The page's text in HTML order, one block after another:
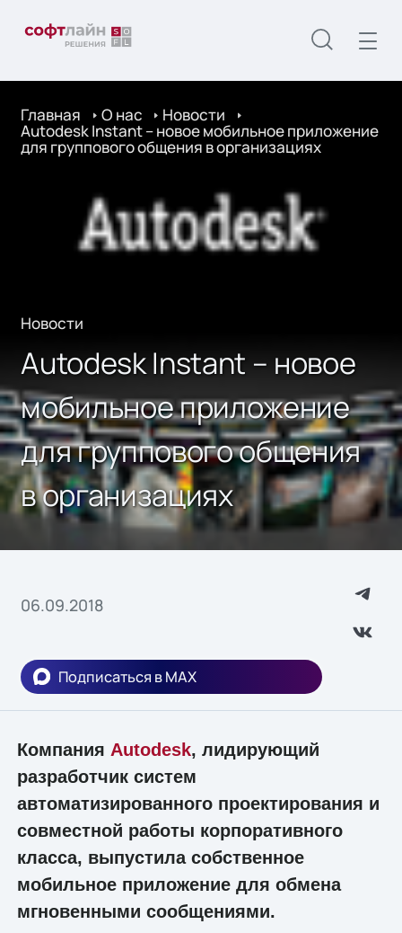
Главная О нас Новости
Autodesk Instant – новое мобильное приложение
для группового общения в организациях
Новости
Autodesk Instant – новое
мобильное приложение
для группового общения
в организациях
06.09.2018
Подписаться в MAX
Компания Autodesk, лидирующий
разработчик систем
автоматизированного проектирования и
совместной работы корпоративного
класса, выпустила собственное
мобильное приложение для обмена
мгновенными сообщениями.